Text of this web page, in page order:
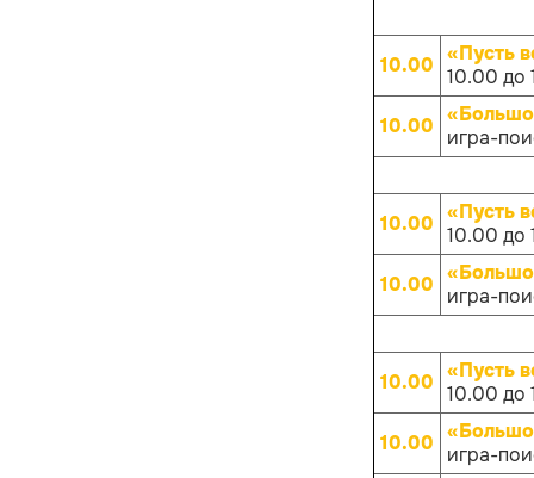
10.00 «Пусть
10.00 до
10.00
игра-
10.00 «Пусть
10.00 до
10.00
игра-
10.00 «Пусть
10.00 до
10.00
игра-